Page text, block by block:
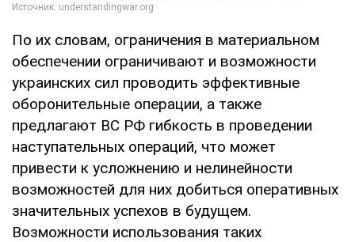
По их словам, ограничения в материальном
обеспечении ограничивают и возможности
украинских сил проводить эффективные
оборонительные операции, а также
предлагают ВС РФ гибкость в проведении
наступательных операций, что может
привести к усложнению и нелинейности
возможностей для них добиться оперативных
значительных успехов в будущем.
Возможности использования таких